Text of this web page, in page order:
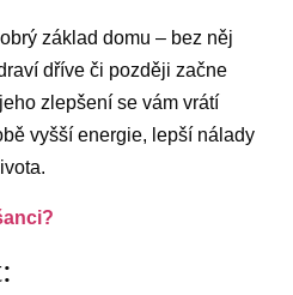
základ domu – bez něj
dříve či později začne
zlepšení se vám vrátí
vyšší energie, lepší nálady